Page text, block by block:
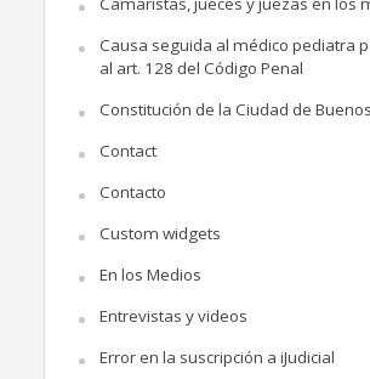
Causa seguida al médico pediatra
al art. 128 del Código Penal
Constitución de la Ciudad de
Contact
Contacto
Custom widgets
En los Medios
Entrevistas y videos
Error en la suscripción a iJudicial